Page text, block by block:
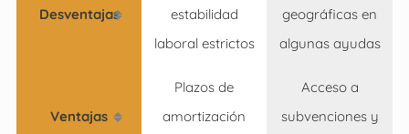
Desventajas
estabilidad
laboral estrictos
geográficas en
algunas ayudas
Ventajas
Plazos de
amortización
Acceso a
subvenciones y